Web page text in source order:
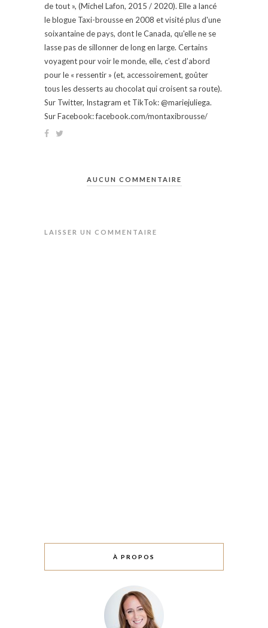
de tout », (Michel Lafon, 2015 / 2020). Elle a lancé
le blogue Taxi-brousse en 2008 et visité plus d'une
soixantaine de pays, dont le Canada, qu'elle ne se
lasse pas de sillonner de long en large. Certains
voyagent pour voir le monde, elle, c’est d’abord
pour le « ressentir » (et, accessoirement, goûter
tous les desserts au chocolat qui croisent sa route).
Sur Twitter, Instagram et TikTok: @mariejuliega.
Sur Facebook: facebook.com/montaxibrousse/
AUCUN COMMENTAIRE
LAISSER UN COMMENTAIRE
À PROPOS